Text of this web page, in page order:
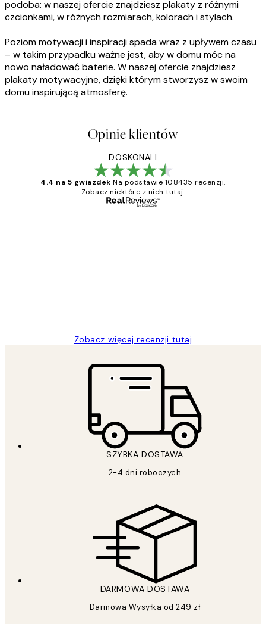
podoba: w naszej ofercie znajdziesz plakaty z różnymi
czcionkami, w różnych rozmiarach, kolorach i stylach.
Poziom motywacji i inspiracji spada wraz z upływem czasu
– w takim przypadku ważne jest, aby w domu móc na
nowo naładować baterie. W naszej ofercie znajdziesz
plakaty motywacyjne, dzięki którym stworzysz w swoim
domu inspirującą atmosferę.
Opinie klientów
DOSKONALI
4.4 na 5 gwiazdek Na podstawie 108435 recenzji.
Zobacz niektóre z nich tutaj.
Zobacz więcej recenzji tutaj
SZYBKA DOSTAWA
2-4 dni roboczych
DARMOWA DOSTAWA
Darmowa Wysyłka od 249 zł